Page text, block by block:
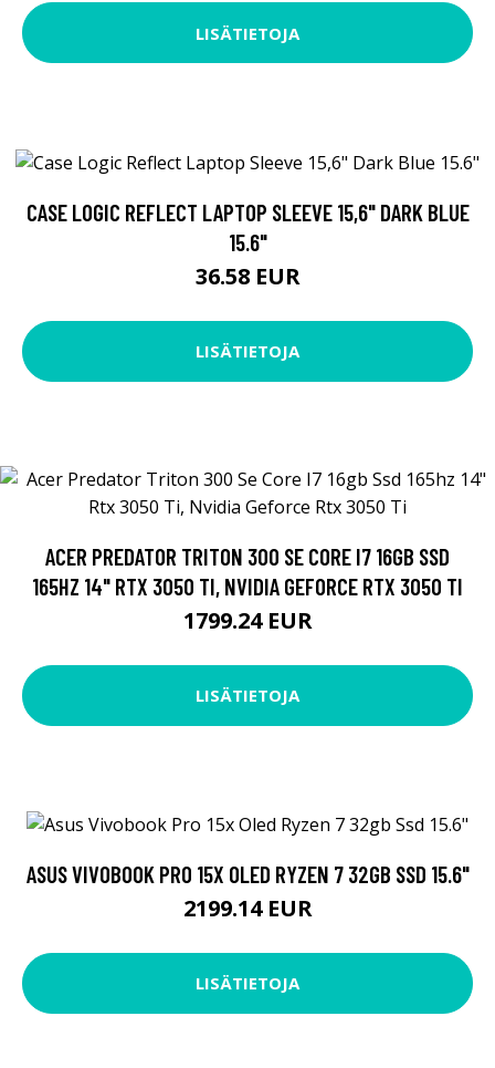
LISÄTIETOJA
CASE LOGIC REFLECT LAPTOP SLEEVE 15,6" DARK BLUE
15.6"
36.58 EUR
LISÄTIETOJA
ACER PREDATOR TRITON 300 SE CORE I7 16GB SSD
165HZ 14" RTX 3050 TI, NVIDIA GEFORCE RTX 3050 TI
1799.24 EUR
LISÄTIETOJA
ASUS VIVOBOOK PRO 15X OLED RYZEN 7 32GB SSD 15.6"
2199.14 EUR
LISÄTIETOJA